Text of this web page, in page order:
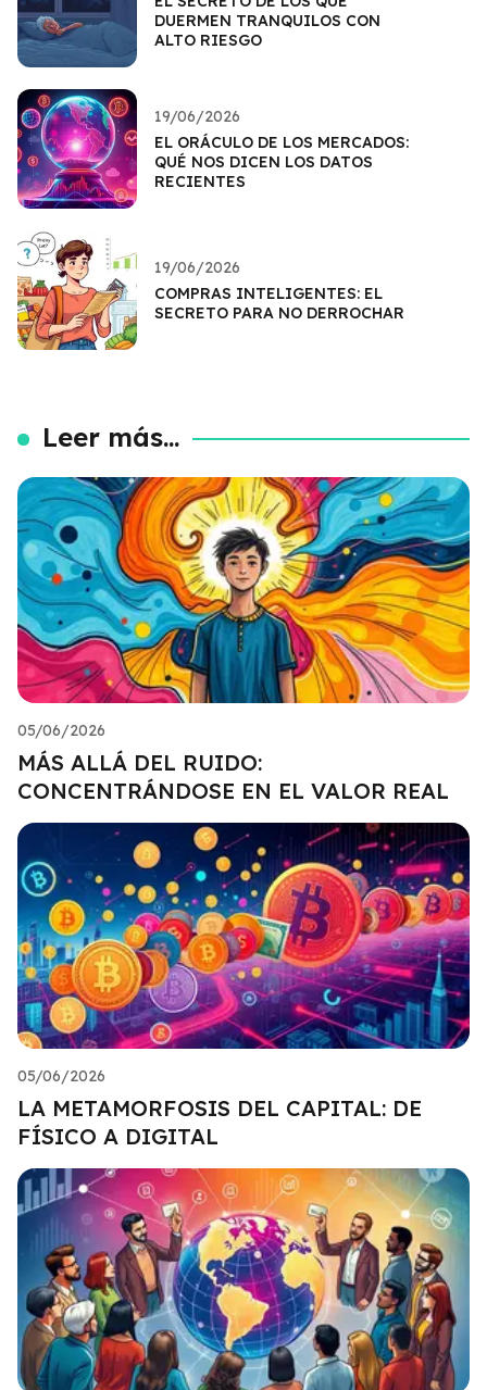
DUERMEN TRANQUILOS CON
ALTO RIESGO
19/06/2026
EL ORÁCULO DE LOS MERCADOS:
QUÉ NOS DICEN LOS DATOS
RECIENTES
19/06/2026
COMPRAS INTELIGENTES: EL
SECRETO PARA NO DERROCHAR
Leer más...
05/06/2026
MÁS ALLÁ DEL RUIDO:
CONCENTRÁNDOSE EN EL VALOR REAL
05/06/2026
LA METAMORFOSIS DEL CAPITAL: DE
FÍSICO A DIGITAL